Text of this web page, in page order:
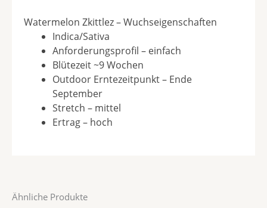
Watermelon Zkittlez – Wuchseigenschaften
Indica/Sativa
Anforderungsprofil – einfach
Blütezeit ~9 Wochen
Outdoor Erntezeitpunkt – Ende
September
Stretch – mittel
Ertrag – hoch
Ähnliche Produkte